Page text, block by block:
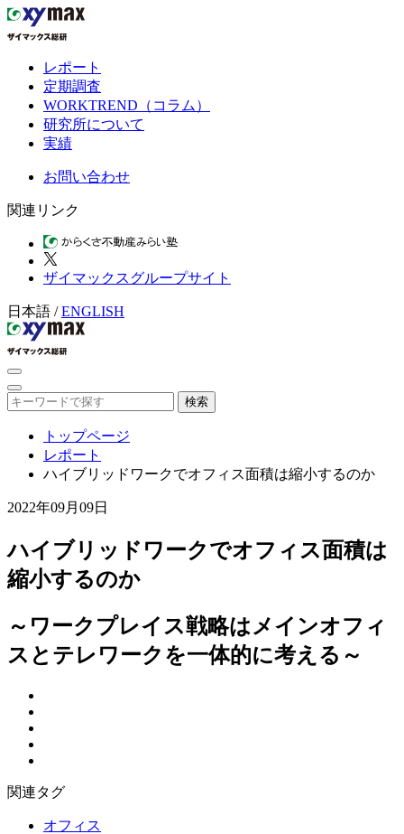
レポート
定期調査
WORKTREND（コラム）
研究所について
実績
お問い合わせ
関連リンク
ザイマックスグループサイト
日本語 /ENGLISH
検索
トップページ
レポート
ハイブリッドワークでオフィス面積は縮小するのか
2022年09月09日
ハイブリッドワークでオフィス面積は
縮小するのか
～ワークプレイス戦略はメインオフィ
スとテレワークを一体的に考える～
関連タグ
オフィス